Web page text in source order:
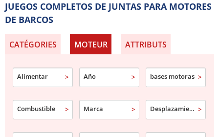
Mercruiser y otros fabricantes náuticos, con ajuste
preciso y máxima durabilidad.
JUEGOS COMPLETOS DE JUNTAS PARA MOTORES
DE BARCOS
CATÉGORIES MOTEUR
Alimentar Año bases motoras
Combustible Marca Desplazamiento
ATTRIBUTS